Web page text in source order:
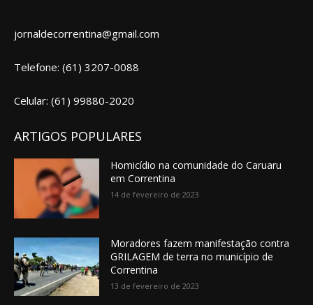
jornaldecorrentina@gmail.com
Telefone: (61) 3207-0088
Celular: (61) 99880-2020
ARTIGOS POPULARES
Homicídio na comunidade do Caruaru
em Correntina
14 de fevereiro de 2023
Moradores fazem manifestação contra
GRILAGEM de terra no município de
Correntina
13 de fevereiro de 2023